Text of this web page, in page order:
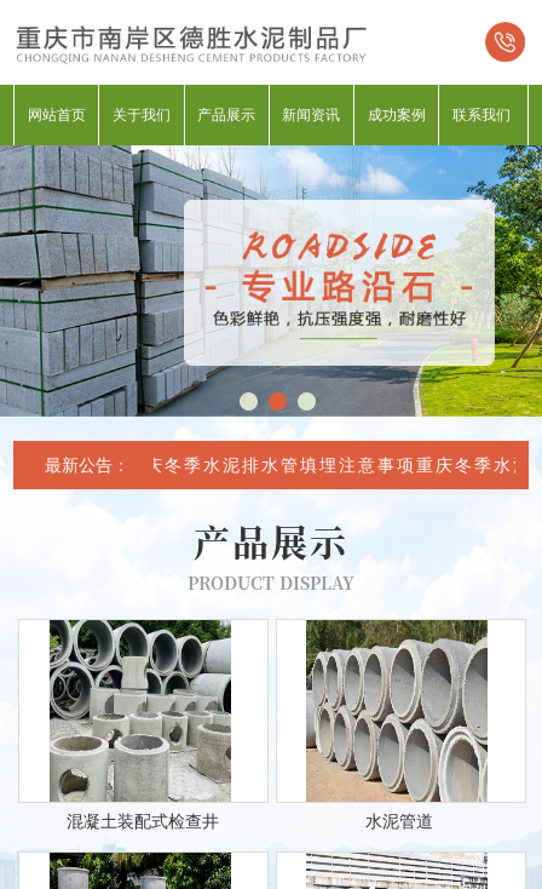
网站首页 关于我们 产品展示 新闻资讯 成功案例 联系我们
最新公告：重庆冬季水泥排水管填埋注意事项重庆冬季水泥排
产品展示
PRODUCT DISPLAY
混凝土装配式检查井 水泥管道